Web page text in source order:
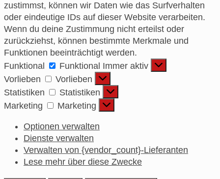
zustimmst, können wir Daten wie das Surfverhalten
oder eindeutige IDs auf dieser Website verarbeiten.
Wenn du deine Zustimmung nicht erteilst oder
zurückziehst, können bestimmte Merkmale und
Funktionen beeinträchtigt werden.
Funktional
Funktional Immer aktiv
Vorlieben
Vorlieben
Statistiken
Statistiken
Marketing
Marketing
Optionen verwalten
Dienste verwalten
Verwalten von {vendor_count}-Lieferanten
Lese mehr über diese Zwecke